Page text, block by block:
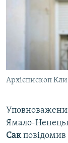
ВІДЕОУРОКИ
УКРАЇНСЬКА
Qırımtatar
Усі сайти
Архієпископ
Ямало-
Сакповідомив